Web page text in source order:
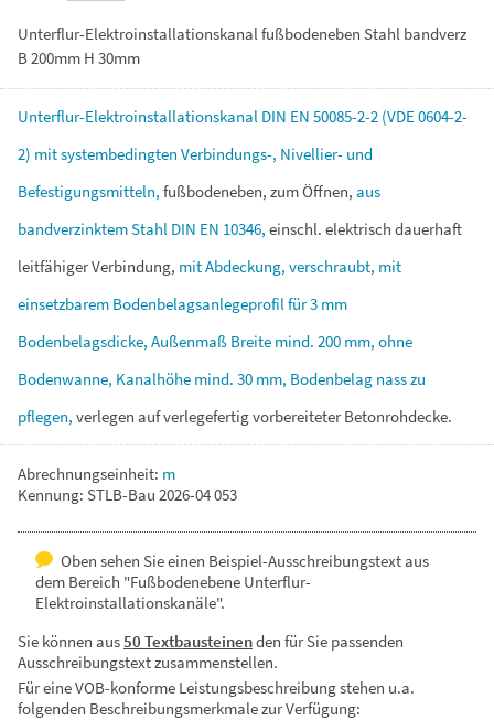
Unterflur-Elektroinstallationskanal fußbodeneben Stahl bandverz
B 200mm H 30mm
Unterflur-Elektroinstallationskanal DIN EN 50085-2-2 (VDE0604-2-
2) mitsystembedingten Verbindungs-, Nivellier- und
Befestigungsmitteln, fußbodeneben, zumÖffnen, aus
bandverzinktemStahl DIN EN 10346, einschl. elektrisch dauerhaft
leitfähigerVerbindung, mitAbdeckung, verschraubt, mit
einsetzbarem Bodenbelagsanlegeprofilfür3 mm
Bodenbelagsdicke, Außenmaß Breite mind. 200 mm, ohne
Bodenwanne, Kanalhöhe mind. 30 mm, Bodenbelag nasszu
pflegen, verlegen aufverlegefertigvorbereiteterBetonrohdecke.
Abrechnungseinheit: m
Kennung: STLB-Bau 2026-04 053
Oben sehen Sie einen Beispiel-Ausschreibungstext aus
dem Bereich "Fußbodenebene Unterflur-
Elektroinstallationskanäle".
Sie können aus50 Textbausteinenden für Sie passenden
Ausschreibungstext zusammenstellen.
Für eine VOB-konforme Leistungsbeschreibung stehen u.a.
folgenden Beschreibungsmerkmale zur Verfügung: